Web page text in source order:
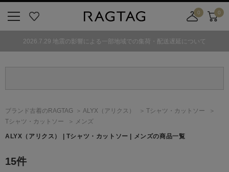
気
0
舗
カ
ト
0
2026.7.29 地震の影響による一部地域での集荷・配送遅延について
ブランド古着のRAGTAG ALYX （アリクス）
Tシャツ・カットソー
Tシャツ・カットソー
メンズ
ALYX （アリクス） | Tシャツ・カットソー | メンズの商品一覧
15件